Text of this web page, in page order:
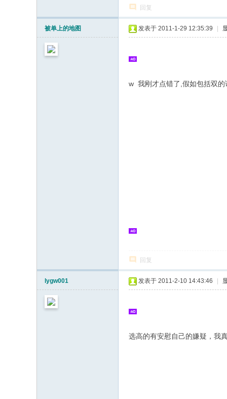
回复
被单上的地图 发表于 2011-1-29 12:35:39
w 我刚才点错了,假如包括双的
回复
lygw001 发表于 2011-2-10 14:43:46
选高的有安慰自己的嫌疑，我